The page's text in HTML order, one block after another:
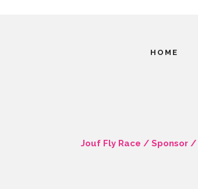
HOME
Jouf Fly Race / Sponsor/